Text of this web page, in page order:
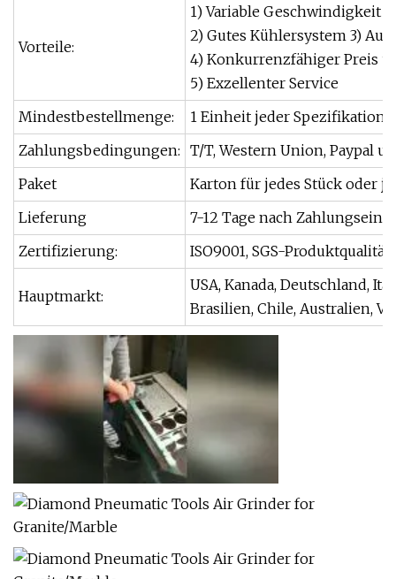
Vorteile:
1) Variable Geschwindigkeit
2) Gutes Kühlersystem 3)
4) Konkurrenzfähiger Preis
5) Exzellenter Service
Mindestbestellmenge:
1 Einheit jeder Spezifikation
Zahlungsbedingungen: T/T, Western Union, Paypal
Paket
Karton für jedes Stück oder
Lieferung
7-12 Tage nach
Zertifizierung:
ISO9001, SGS-
Hauptmarkt:
USA, Kanada, Deutschland,
Brasilien, Chile, Australien,